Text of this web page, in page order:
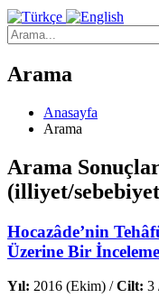
Arama
Anasayfa
Arama
Arama
(illiyet/
Hocazâde’nin
Üzerine Bir İnceleme
Yıl: 2016 (Ekim) /Cilt: 3